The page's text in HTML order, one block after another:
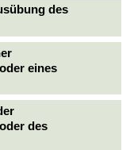
des
eines
des